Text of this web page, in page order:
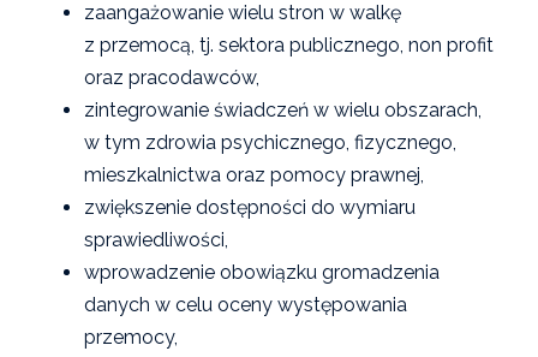
zaangażowanie wielu stron w walkę
z przemocą, tj. sektora publicznego, non profit
oraz pracodawców,
zintegrowanie świadczeń w wielu obszarach,
w tym zdrowia psychicznego, fizycznego,
mieszkalnictwa oraz pomocy prawnej,
zwiększenie dostępności do wymiaru
sprawiedliwości,
wprowadzenie obowiązku gromadzenia
danych w celu oceny występowania
przemocy,